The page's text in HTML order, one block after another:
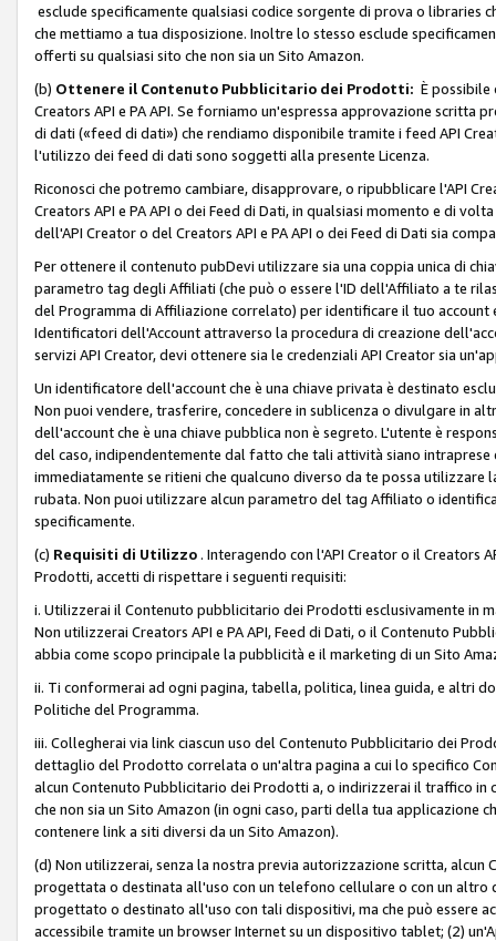
esclude specificamente qualsiasi codice sorgente di prova o libraries
che mettiamo a tua disposizione. Inoltre lo stesso esclude
offerti su qualsiasi sito che non sia un Sito Amazon.
(b) Ottenere il Contenuto Pubblicitario dei Prodotti: È
Creators API e PA API. Se forniamo un'espressa approvazione
di dati («feed di dati») che rendiamo disponibile tramite i feed API
l'utilizzo dei feed di dati sono soggetti alla presente Licenza.
Riconosci che potremo cambiare, disapprovare, o ripubblicare l'API
Creators API e PA API o dei Feed di Dati, in qualsiasi momento e di
dell'API Creator o del Creators API e PA API o dei Feed di Dati sia
Per ottenere il contenuto pubDevi utilizzare sia una coppia unica di
parametro tag degli Affiliati (che può o essere l'ID dell'Affiliato a te
del Programma di Affiliazione correlato) per identificare il tuo account
Identificatori dell'Account attraverso la procedura di creazione
servizi API Creator, devi ottenere sia le credenziali API Creator sia
Un identificatore dell'account che è una chiave privata è destinato
Non puoi vendere, trasferire, concedere in sublicenza o divulgare in
dell'account che è una chiave pubblica non è segreto. L'utente è
del caso, indipendentemente dal fatto che tali attività siano
immediatamente se ritieni che qualcuno diverso da te possa
rubata. Non puoi utilizzare alcun parametro del tag Affiliato o
specificamente.
(c) Requisiti di Utilizzo . Interagendo con l'API Creator o il Creators
Prodotti, accetti di rispettare i seguenti requisiti:
i. Utilizzerai il Contenuto pubblicitario dei Prodotti esclusivamente in
Non utilizzerai Creators API e PA API, Feed di Dati, o il Contenuto
abbia come scopo principale la pubblicità e il marketing di un Sito
ii. Ti conformerai ad ogni pagina, tabella, politica, linea guida, e altri
Politiche del Programma.
iii. Collegherai via link ciascun uso del Contenuto Pubblicitario dei
dettaglio del Prodotto correlata o un'altra pagina a cui lo specifico
alcun Contenuto Pubblicitario dei Prodotti a, o indirizzerai il traffico in
che non sia un Sito Amazon (in ogni caso, parti della tua
contenere link a siti diversi da un Sito Amazon).
(d) Non utilizzerai, senza la nostra previa autorizzazione scritta,
progettata o destinata all'uso con un telefono cellulare o con un
progettato o destinato all'uso con tali dispositivi, ma che può essere
accessibile tramite un browser Internet su un dispositivo tablet; (2)